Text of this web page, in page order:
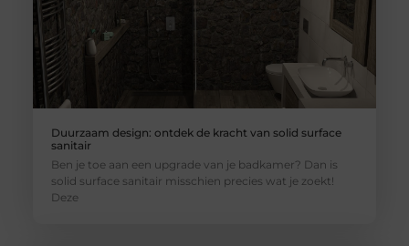
Duurzaam design: ontdek de kracht van solid surface
sanitair
Ben je toe aan een upgrade van je badkamer? Dan is
solid surface sanitair misschien precies wat je zoekt!
Deze